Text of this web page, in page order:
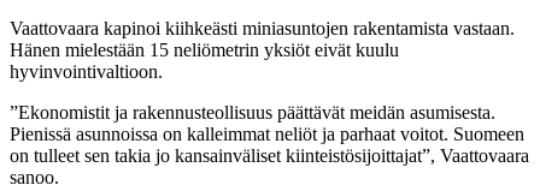
Vaattovaara kapinoi kiihkeästi miniasuntojen rakentamista vastaan.
Hänen mielestään 15 neliömetrin yksiöt eivät kuulu
hyvinvointivaltioon.
”Ekonomistit ja rakennusteollisuus päättävät meidän asumisesta.
Pienissä asunnoissa on kalleimmat neliöt ja parhaat voitot. Suomeen
on tulleet sen takia jo kansainväliset kiinteistösijoittajat”, Vaattovaara
sanoo.